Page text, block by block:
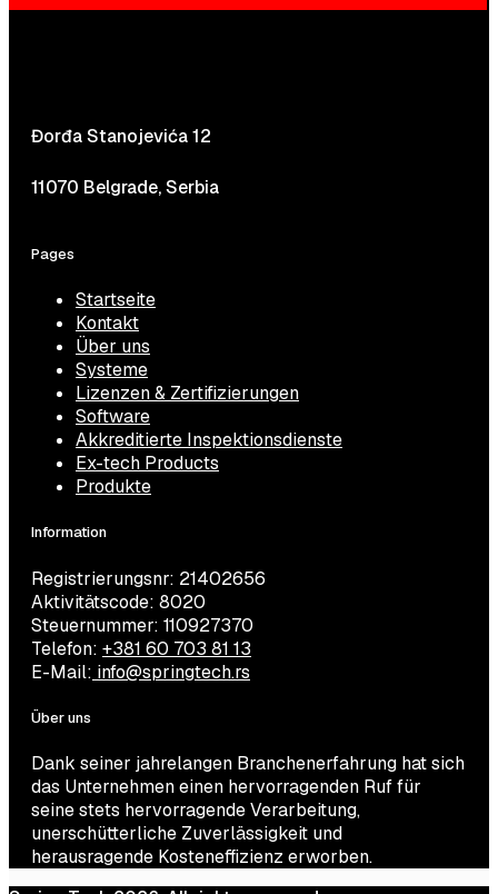
Đorđa Stanojevića 12
11070 Belgrade, Serbia
Pages
Startseite
Kontakt
Über uns
Systeme
Lizenzen & Zertifizierungen
Software
Akkreditierte Inspektionsdienste
Ex-tech Products
Produkte
Information
Registrierungsnr: 21402656
Aktivitätscode: 8020
Steuernummer: 110927370
Telefon: +381 60 703 81 13
E-Mail: info@springtech.rs
Über uns
Dank seiner jahrelangen Branchenerfahrung hat sich
das Unternehmen einen hervorragenden Ruf für
seine stets hervorragende Verarbeitung,
unerschütterliche Zuverlässigkeit und
herausragende Kosteneffizienz erworben.